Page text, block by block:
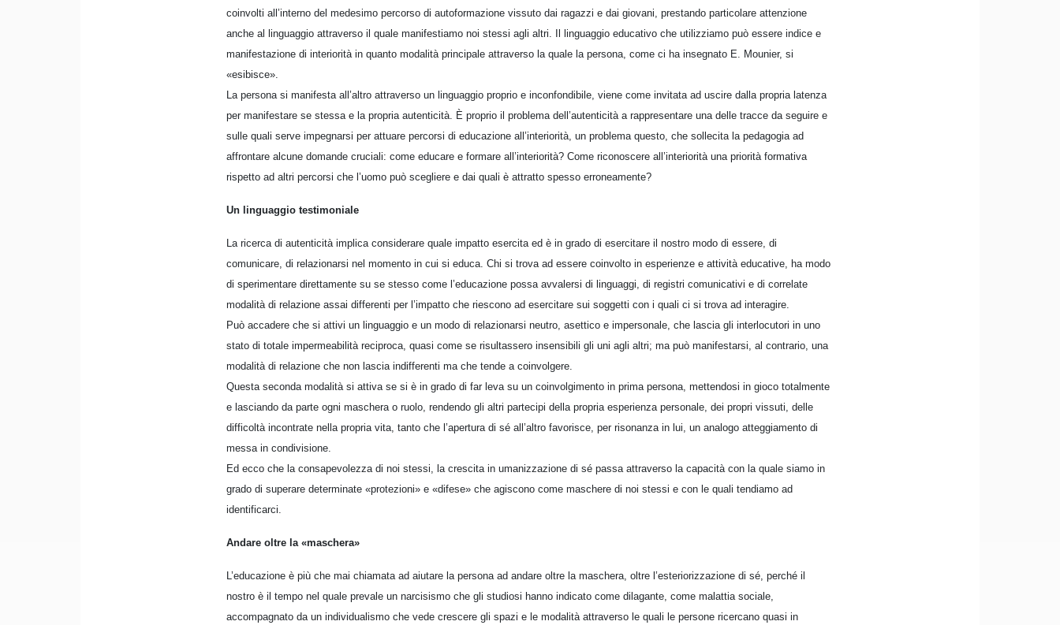
coinvolti all’interno del medesimo percorso di autoformazione vissuto dai ragazzi e dai giovani, prestando particolare attenzione
anche al linguaggio attraverso il quale manifestiamo noi stessi agli altri. Il linguaggio educativo che utilizziamo può essere indice e
manifestazione di interiorità in quanto modalità principale attraverso la quale la persona, come ci ha insegnato E. Mounier, si
«esibisce».
La persona si manifesta all’altro attraverso un linguaggio proprio e inconfondibile, viene come invitata ad uscire dalla propria latenza
per manifestare se stessa e la propria autenticità. È proprio il problema dell’autenticità a rappresentare una delle tracce da seguire e
sulle quali serve impegnarsi per attuare percorsi di educazione all’interiorità, un problema questo, che sollecita la pedagogia ad
affrontare alcune domande cruciali: come educare e formare all’interiorità? Come riconoscere all’interiorità una priorità formativa
rispetto ad altri percorsi che l’uomo può scegliere e dai quali è attratto spesso erroneamente?
Un linguaggio testimoniale
La ricerca di autenticità implica considerare quale impatto esercita ed è in grado di esercitare il nostro modo di essere, di
comunicare, di relazionarsi nel momento in cui si educa. Chi si trova ad essere coinvolto in esperienze e attività educative, ha modo
di sperimentare direttamente su se stesso come l’educazione possa avvalersi di linguaggi, di registri comunicativi e di correlate
modalità di relazione assai differenti per l’impatto che riescono ad esercitare sui soggetti con i quali ci si trova ad interagire.
Può accadere che si attivi un linguaggio e un modo di relazionarsi neutro, asettico e impersonale, che lascia gli interlocutori in uno
stato di totale impermeabilità reciproca, quasi come se risultassero insensibili gli uni agli altri; ma può manifestarsi, al contrario, una
modalità di relazione che non lascia indifferenti ma che tende a coinvolgere.
Questa seconda modalità si attiva se si è in grado di far leva su un coinvolgimento in prima persona, mettendosi in gioco totalmente
e lasciando da parte ogni maschera o ruolo, rendendo gli altri partecipi della propria esperienza personale, dei propri vissuti, delle
difficoltà incontrate nella propria vita, tanto che l’apertura di sé all’altro favorisce, per risonanza in lui, un analogo atteggiamento di
messa in condivisione.
Ed ecco che la consapevolezza di noi stessi, la crescita in umanizzazione di sé passa attraverso la capacità con la quale siamo in
grado di superare determinate «protezioni» e «difese» che agiscono come maschere di noi stessi e con le quali tendiamo ad
identificarci.
Andare oltre la «maschera»
L’educazione è più che mai chiamata ad aiutare la persona ad andare oltre la maschera, oltre l’esteriorizzazione di sé, perché il
nostro è il tempo nel quale prevale un narcisismo che gli studiosi hanno indicato come dilagante, come malattia sociale,
accompagnato da un individualismo che vede crescere gli spazi e le modalità attraverso le quali le persone ricercano quasi in